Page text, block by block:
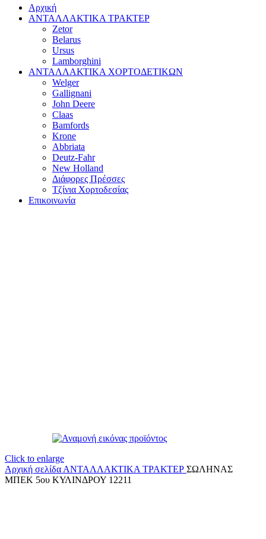
Αρχική
ΑΝΤΑΛΛΑΚΤΙΚΑ ΤΡΑΚΤΕΡ
Zetor
Belarus
Ursus
Lamborghini
ΑΝΤΑΛΛΑΚΤΙΚΑ ΧΟΡΤΟΔΕΤΙΚΩΝ
Welger
Gallignani
John Deere
Claas
Bamfords
Krone
Abbriata
Deutz-Fahr
New Holland
Διάφορες Πρέσσες
Τζίνια Χορτοδεσίας
Επικοινωνία
Click to enlarge
Αρχική σελίδα ΑΝΤΑΛΛΑΚΤΙΚΑ ΤΡΑΚΤΕΡ ΣΩΛΗΝΑΣ
ΜΠΕΚ 5ου ΚΥΛΙΝΔΡΟΥ 12211